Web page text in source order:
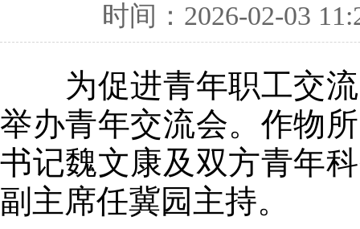
时间：2026-02-03
为促进青年职工交流
举办青年交流会。作物
书记魏文康及双方青年
副主席任冀园主持。